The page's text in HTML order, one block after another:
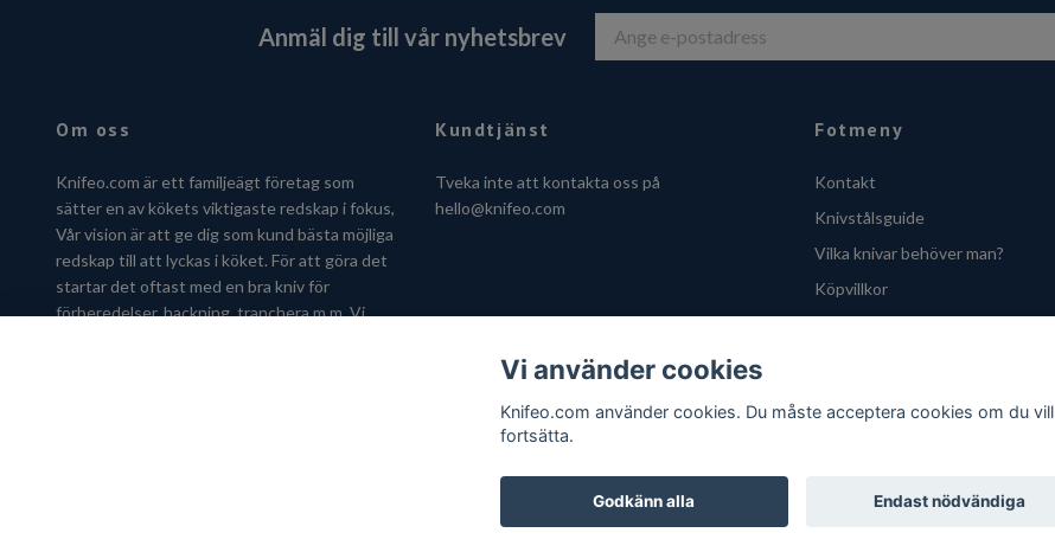
Anmäl dig till vår nyhetsbrev
Om oss
Knifeo.com är ett familjeägt företag som
sätter en av kökets viktigaste redskap i fokus,
Vår vision är att ge dig som kund bästa möjliga
redskap till att lyckas i köket. För att göra det
startar det oftast med en bra kniv för
förberedelser, hackning, tranchera m.m. Vi
Kundtjänst
Tveka inte att kontakta oss på
hello@knifeo.com
Fotmeny
Kontakt
Knivstålsguide
Vilka knivar behöver man?
Köpvillkor
Vi använder cookies
Knifeo.com använder cookies. Du måste acceptera cookies om du vill
fortsätta.
Godkänn alla Endast nödvändiga